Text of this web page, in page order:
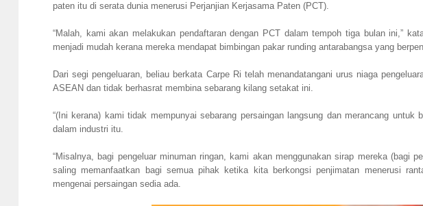
paten itu di serata dunia menerusi Perjanjian Kerjasama Paten (PCT).
“Malah, kami akan melakukan pendaftaran dengan PCT dalam tempoh tiga bulan ini,”
menjadi mudah kerana mereka mendapat bimbingan pakar runding antarabangsa yang
Dari segi pengeluaran, beliau berkata Carpe Ri telah menandatangani urus niaga
ASEAN dan tidak berhasrat membina sebarang kilang setakat ini.
“(Ini kerana) kami tidak mempunyai sebarang persaingan langsung dan merancang untuk
dalam industri itu.
“Misalnya, bagi pengeluar minuman ringan, kami akan menggunakan sirap mereka (bagi
saling memanfaatkan bagi semua pihak ketika kita berkongsi penjimatan menerusi
mengenai persaingan sedia ada.